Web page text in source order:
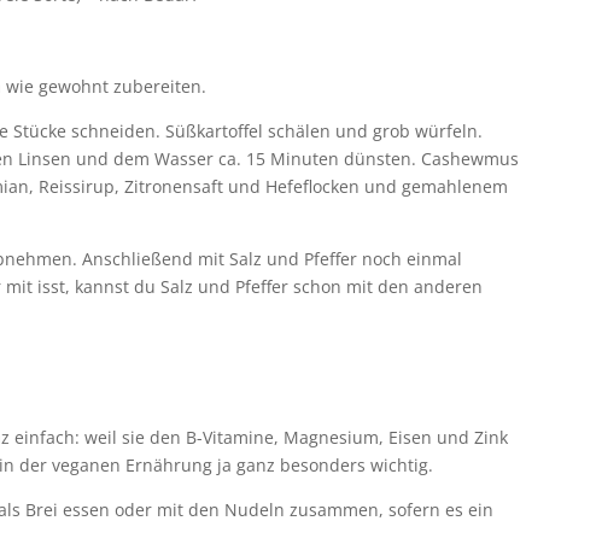
gewohnt zubereiten.
Stücke schneiden. Süßkartoffel schälen und grob würfeln.
Linsen und dem Wasser ca. 15 Minuten dünsten. Cashewmus
Reissirup, Zitronensaft und Hefeflocken und gemahlenem
Anschließend mit Salz und Pfeffer noch einmal
mit isst, kannst du Salz und Pfeffer schon mit den anderen
einfach: weil sie den B-Vitamine, Magnesium, Eisen und Zink
der veganen Ernährung ja ganz besonders wichtig.
Brei essen oder mit den Nudeln zusammen, sofern es ein